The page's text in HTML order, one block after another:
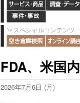
スペシャルコンテンツ
FDA、米国
2026年7月6日 (月)